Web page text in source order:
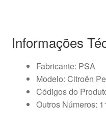
Informações
Fabricante: PSA
Modelo: Citroën
Códigos do
Outros Números: